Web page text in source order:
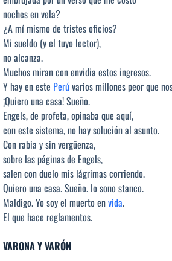
noches en vela?
¿A mí mismo de tristes oficios?
Mi sueldo (y el tuyo lector),
no alcanza.
Muchos miran con envidia estos ingresos.
Y hay en este Perúvarios millones peor que
¡Quiero una casa! Sueño.
Engels, de profeta, opinaba que aquí,
con este sistema, no hay solución al asunto.
Con rabia y sin vergüenza,
sobre las páginas de Engels,
salen con duelo mis lágrimas corriendo.
Quiero una casa. Sueño. Io sono stanco.
Maldigo. Yo soy el muerto envida.
El que hace reglamentos.
VARONA Y VARÓN